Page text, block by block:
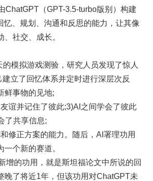
ChatGPT（GPT-3.5-turbo版别）构建
忆、规划、沟通和反思的能力，让其像
、社交、成长。
的模拟游戏测验，研究人员发现了惊人
立了回忆体系并定时进行深层次反
鲜事物的见地;
谊并记住了彼此;3)AI之间学会了彼此
了共享信息;
修正方案的能力。随后，AI署理功用
个新的赛道。
增的功用，就是斯坦福论文中所说的回
晚了将近1年，但该功用对ChatGPT未